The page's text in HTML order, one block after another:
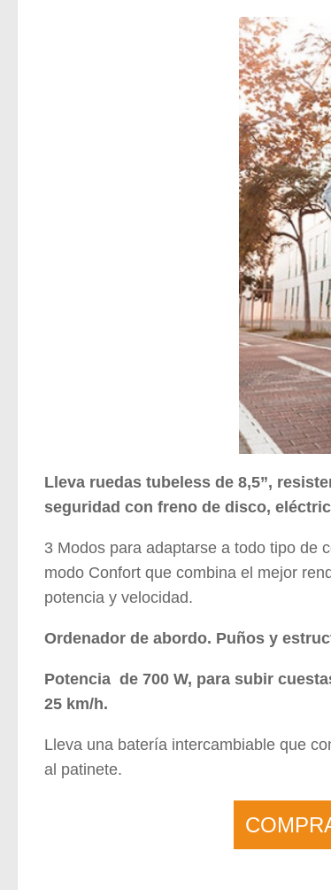
Lleva ruedas tubeless de 8,5”,
seguridad con freno de disco,
3 Modos para adaptarse a todo tipo de
modo Confort que combina el mejor
potencia y velocidad.
Ordenador de abordo. Puños y
Potencia de 700 W, para subir
25 km/h.
Lleva una batería intercambiable que
al patinete.